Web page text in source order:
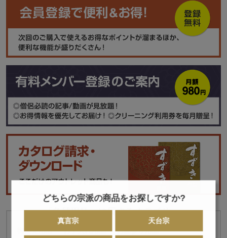
「各種用品」に属するカテゴリー
御稚児用品 お手入れ用品 お墓参り用品
どちらの宗派の商品をお探しですか?
真言宗 天台宗